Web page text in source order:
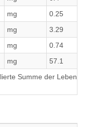
mg
0.25
mg
3.29
mg
0.74
mg
57.1
Summe der